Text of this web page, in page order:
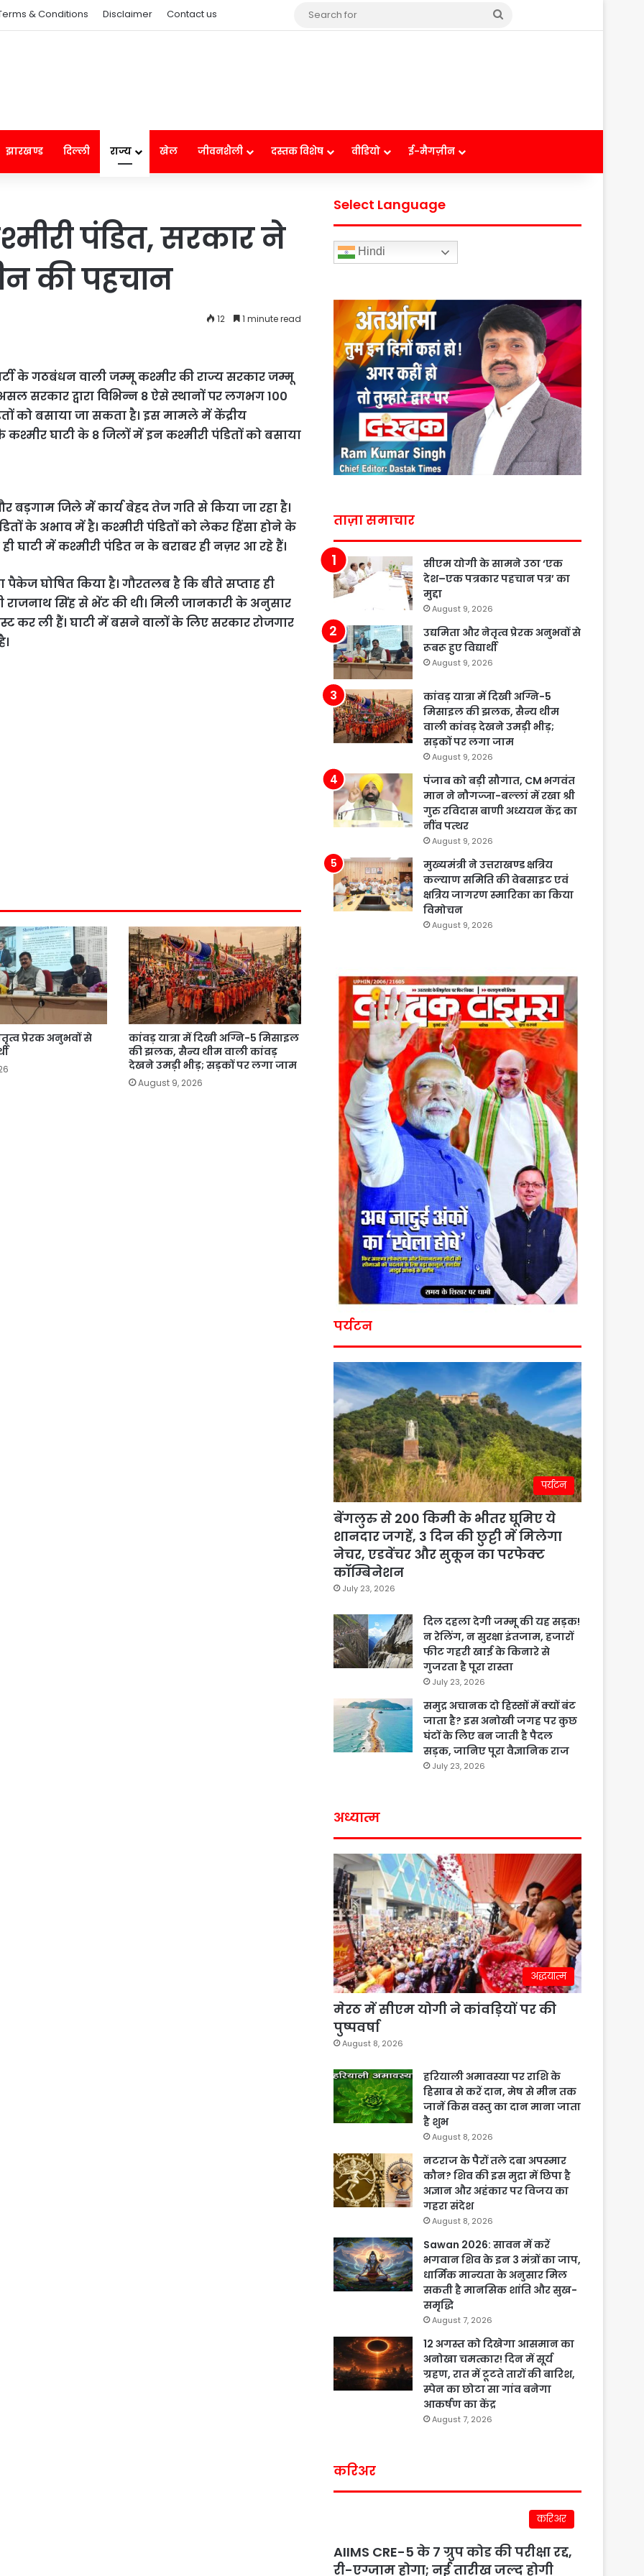
& Conditions Disclaimer Contact us
Search
झारखण्ड दिल्ली राज्य खेल जीवनशैली दस्तक विशेष वीडियो ई-मैगज़ीन
पंडित, सरकार ने
की पहचान
12 1 minute read
के गठबंधन वाली जम्मू कश्मीर की राज्य सरकार जम्मू
सरकार द्वारा विभिन्न 8 ऐसे स्थानों पर लगभग 100
को बसाया जा सकता है। इस मामले में केंद्रीय
कश्मीर घाटी के 8 जिलों में इन कश्मीरी पंडितों को बसाया
जिले मेें कार्य बेहद तेज गति से किया जा रहा है।
के अभाव में है। कश्मीरी पंडितों को लेकर हिंसा होने के
घाटी में कश्मीरी पंडित न के बराबर ही नज़र आ रहे हैं।
घोषित किया है। गौरतलब है कि बीते सप्ताह ही
राजनाथ सिंह से भेंट की थी। मिली जानकारी के अनुसार
कर ली हैं। घाटी में बसने वालों के लिए सरकार रोजगार
प्रेरक अनुभवों से
कांवड़ यात्रा में दिखी अग्नि-5 मिसाइल
की झलक, सैन्य थीम वाली कांवड़
देखने उमड़ी भीड़; सड़कों पर लगा जाम
August 9, 2026
Select Language
Hindi
ताज़ा समाचार
सीएम योगी के सामने उठा ‘एक
देश–एक पत्रकार पहचान पत्र’ का
मुद्दा
August 9, 2026
उद्यमिता और नेतृत्व प्रेरक अनुभवों से
रूबरू हुए विद्यार्थी
August 9, 2026
कांवड़ यात्रा में दिखी अग्नि-5
मिसाइल की झलक, सैन्य थीम
वाली कांवड़ देखने उमड़ी भीड़;
सड़कों पर लगा जाम
August 9, 2026
पंजाब को बड़ी सौगात, CM भगवंत
मान ने नौगज्जा-बल्लां में रखा श्री
गुरु रविदास बाणी अध्ययन केंद्र का
नींव पत्थर
August 9, 2026
मुख्यमंत्री ने उत्तराखण्ड क्षत्रिय
कल्याण समिति की वेबसाइट एवं
क्षत्रिय जागरण स्मारिका का किया
विमोचन
August 9, 2026
पर्यटन
पर्यटन
बेंगलुरु से 200 किमी के भीतर घूमिए ये
शानदार जगहें, 3 दिन की छुट्टी में मिलेगा
नेचर, एडवेंचर और सुकून का परफेक्ट
कॉम्बिनेशन
July 23, 2026
दिल दहला देगी जम्मू की यह सड़क!
न रेलिंग, न सुरक्षा इंतजाम, हजारों
फीट गहरी खाई के किनारे से
गुजरता है पूरा रास्ता
July 23, 2026
समुद्र अचानक दो हिस्सों में क्यों बंट
जाता है? इस अनोखी जगह पर कुछ
घंटों के लिए बन जाती है पैदल
सड़क, जानिए पूरा वैज्ञानिक राज
July 23, 2026
अध्यात्म
अद्धयात्म
मेरठ में सीएम योगी ने कांवड़ियों पर की
पुष्पवर्षा
August 8, 2026
हरियाली अमावस्या पर राशि के
हिसाब से करें दान, मेष से मीन तक
जानें किस वस्तु का दान माना जाता
है शुभ
August 8, 2026
नटराज के पैरों तले दबा अपस्मार
कौन? शिव की इस मुद्रा में छिपा है
अज्ञान और अहंकार पर विजय का
गहरा संदेश
August 8, 2026
Sawan 2026: सावन में करें
भगवान शिव के इन 3 मंत्रों का जाप,
धार्मिक मान्यता के अनुसार मिल
सकती है मानसिक शांति और सुख-
समृद्धि
August 7, 2026
12 अगस्त को दिखेगा आसमान का
अनोखा चमत्कार! दिन में सूर्य
ग्रहण, रात में टूटते तारों की बारिश,
स्पेन का छोटा सा गांव बनेगा
आकर्षण का केंद्र
August 7, 2026
करिअर
करिअर
AIIMS CRE-5 के 7 ग्रुप कोड की परीक्षा रद्द,
री-एग्जाम होगा; नई तारीख जल्द होगी